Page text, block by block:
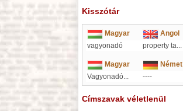
Kisszótár
Magyar
Angol
vagyonadó
property ta...
Magyar
Német
Vagyonadó...
----
Címszavak véletlenül